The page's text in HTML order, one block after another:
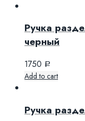
Ручка
черный
1750 Р
Add to cart
Ручка